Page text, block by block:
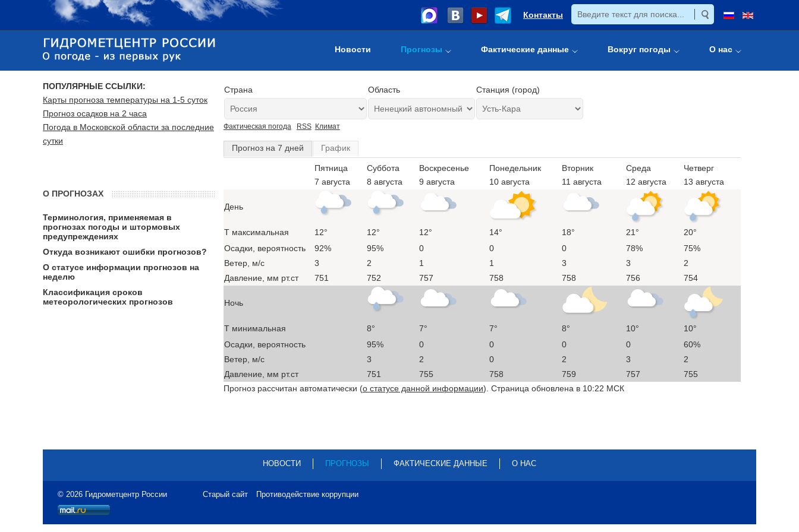
Контакты
Новости Прогнозы Фактические данные Вокруг погоды О нас
Страна Область Станция (город)
Фактическая погода RSS Климат
Прогноз на 7 дней График
Пятница
7 августа
Суббота
8 августа
Воскресенье
9 августа
Понедельник
10 августа
Вторник
11 августа
Среда
12 августа
Четверг
13 августа
День
T максимальная 12° 12° 12° 14° 18° 21°
20°
Осадки, вероятность
92% 95% 0 0 0 78%
75%
Ветер, м/с
3 2 1 1 3 3
2
Давление, мм рт.ст
751 752 757 758 758 756 754
Ночь
T минимальная 8° 7° 7° 8° 10°
10°
Осадки, вероятность
95% 0 0 0 0
60%
Ветер, м/с
3 2 0 2 3
2
Давление, мм рт.ст
751 755 758 759 757
755
Прогноз рассчитан автоматически (о статусе данной информации). Страница обновлена в 10:22 МСК
ПОПУЛЯРНЫЕ ССЫЛКИ:
Карты прогноза температуры на 1-5 суток
Прогноз осадков на 2 часа
Погода в Московской области за последние
сутки
О ПРОГНОЗАХ
Терминология, применяемая в
прогнозах погоды и штормовых
предупреждениях
Откуда возникают ошибки прогнозов?
О статусе информации прогнозов на
неделю
Классификация сроков
метеорологических прогнозов
НОВОСТИ ПРОГНОЗЫ ФАКТИЧЕСКИЕ ДАННЫЕ О НАС
© 2026 Гидрометцентр России Старый сайт Противодействие коррупции